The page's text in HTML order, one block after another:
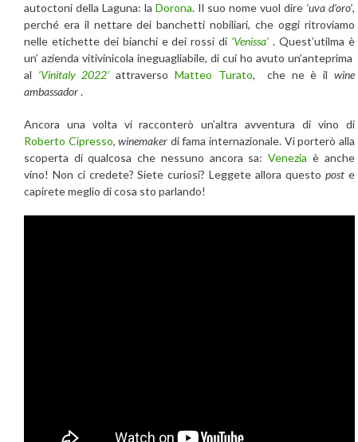
autoctoni della Laguna: la Dorona. Il suo nome vuol dire ‘uva d’oro’,
perché era il nettare dei banchetti nobiliari, che oggi ritroviamo
nelle etichette dei bianchi e dei rossi di ‘Venissa’ . Quest’utilma è
un’ azienda vitivinicola ineguagliabile, di cui ho avuto un’anteprima
al ‘Vinitaly 2022’ attraverso Matteo Turato, che ne è il wine
ambassador.
Ancora una volta vi racconterò un’altra avventura di vino di
Roberto Cipresso,winemaker di fama internazionale. Vi porterò alla
scoperta di qualcosa che nessuno ancora sa:Venezia è anche
vino! Non ci credete? Siete curiosi? Leggete allora questo post e
capirete meglio di cosa sto parlando!